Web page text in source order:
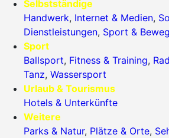
Selbstständige
Handwerk, Internet & Medien,
Dienstleistungen, Sport &
Sport
Ballsport, Fitness & Training,
Tanz, Wassersport
Urlaub & Tourismus
Hotels & Unterkünfte
Weitere
Parks & Natur, Plätze & Orte,